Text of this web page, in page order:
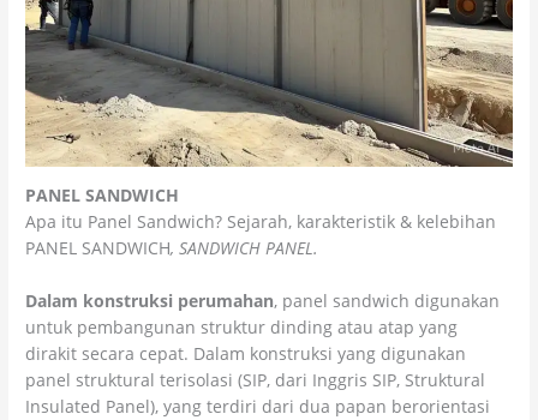
PANEL SANDWICH
Apa itu Panel Sandwich? Sejarah, karakteristik & kelebihan
PANEL SANDWICH, SANDWICH PANEL.
Dalam konstruksi perumahan, panel sandwich digunakan
untuk pembangunan struktur dinding atau atap yang
dirakit secara cepat. Dalam konstruksi yang digunakan
panel struktural terisolasi (SIP, dari Inggris SIP, Struktural
Insulated Panel), yang terdiri dari dua papan berorientasi